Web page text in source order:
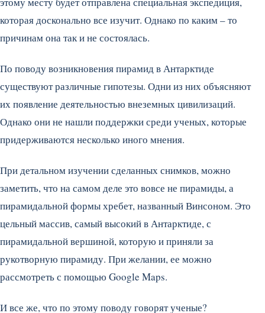
которая досконально все изучит. Однако по каким – то
причинам она так и не состоялась.
По поводу возникновения пирамид в Антарктиде
существуют различные гипотезы. Одни из них объясняют
их появление деятельностью внеземных цивилизаций.
Однако они не нашли поддержки среди ученых, которые
придерживаются несколько иного мнения.
При детальном изучении сделанных снимков, можно
заметить, что на самом деле это вовсе не пирамиды, а
пирамидальной формы хребет, названный Винсоном. Это
цельный массив, самый высокий в Антарктиде, с
пирамидальной вершиной, которую и приняли за
рукотворную пирамиду. При желании, ее можно
рассмотреть с помощью Google Maps.
И все же, что по этому поводу говорят ученые?